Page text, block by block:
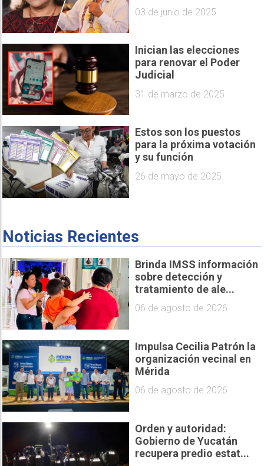
03 de junio de 2025
Inician las elecciones
para renovar el Poder
Judicial
31 de marzo de 2025
Estos son los puestos
para la próxima votación
y su función
26 de mayo de 2025
Noticias Recientes
Brinda IMSS información
sobre detección y
tratamiento de ale...
06 de agosto de 2026
Impulsa Cecilia Patrón la
organización vecinal en
Mérida
06 de agosto de 2026
Orden y autoridad:
Gobierno de Yucatán
recupera predio estat...